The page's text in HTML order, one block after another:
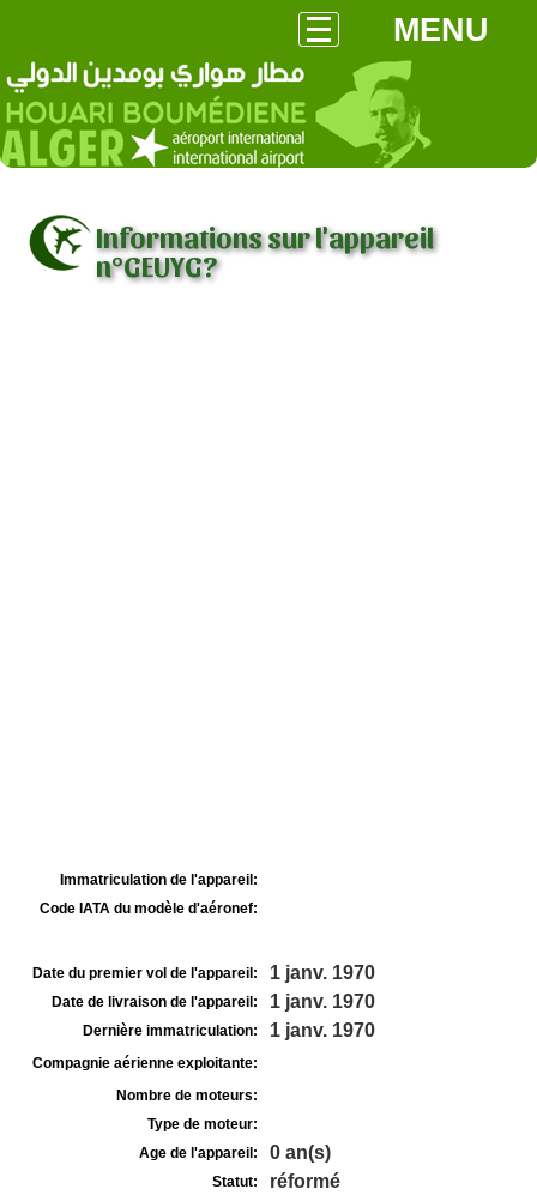
MENU
Informations sur l'appareil
n°GEUYG?
Immatriculation de l'appareil:
Code IATA du modèle d'aéronef:
Date du premier vol de l'appareil: 1 janv. 1970
Date de livraison de l'appareil: 1 janv. 1970
Dernière immatriculation: 1 janv. 1970
Compagnie aérienne exploitante:
Nombre de moteurs:
Type de moteur:
Age de l'appareil:
0 an(s)
Statut: réformé